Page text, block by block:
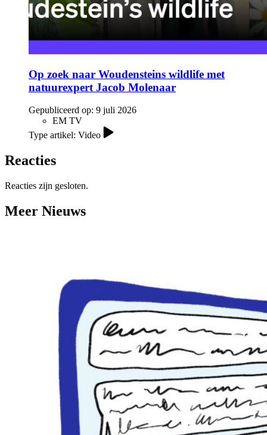
Op zoek naar Woudensteins wildlife met
natuurexpert Jacob Molenaar
Gepubliceerd op: 9 juli 2026
EM TV
Type artikel: Video
Reacties
Reacties zijn gesloten.
Meer Nieuws